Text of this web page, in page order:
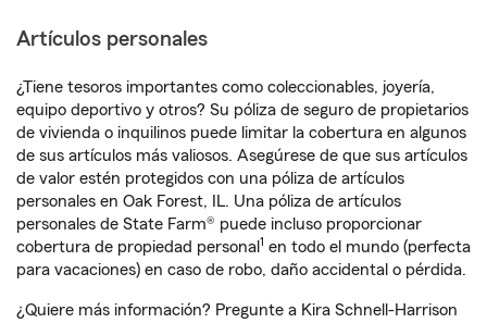
Artículos personales
¿Tiene tesoros importantes como coleccionables, joyería,
equipo deportivo y otros? Su póliza de seguro de propietarios
de vivienda o inquilinos puede limitar la cobertura en algunos
de sus artículos más valiosos. Asegúrese de que sus artículos
de valor estén protegidos con una póliza de artículos
personales en Oak Forest, IL. Una póliza de artículos
personales de State Farm® puede incluso proporcionar
cobertura de propiedad personal 1 en todo el mundo (perfecta
para vacaciones) en caso de robo, daño accidental o pérdida.
¿Quiere más información? Pregunte a Kira Schnell-Harrison